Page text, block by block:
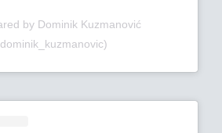
by Dominik Kuzmanović